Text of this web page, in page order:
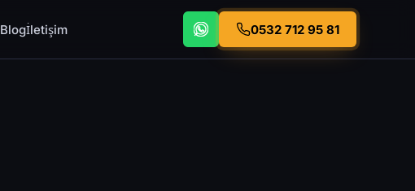
Blogİletişim 0532 712 95 81